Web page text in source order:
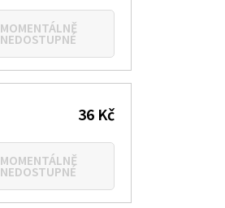
MOMENTÁLNĚ
NEDOSTUPNÉ
36 Kč
MOMENTÁLNĚ
NEDOSTUPNÉ